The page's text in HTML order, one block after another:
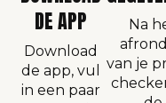
DE APP
Download
de app, vul
in een paar
Na
van je